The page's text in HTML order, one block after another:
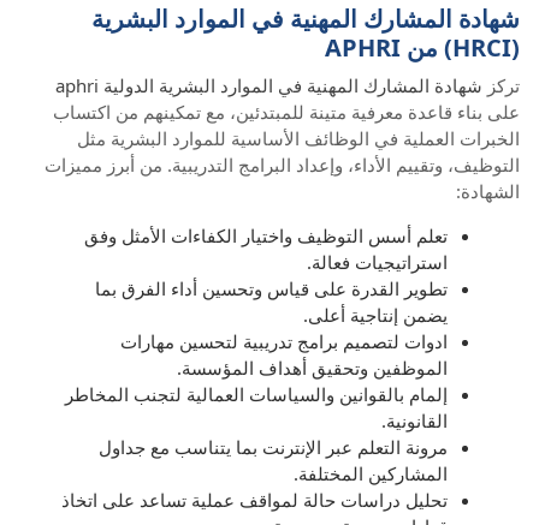
شهادة المشارك المهنية في الموارد البشرية
(HRCI) من APHRI
تركز شهادة المشارك المهنية في الموارد البشرية الدولية aphri
على بناء قاعدة معرفية متينة للمبتدئين، مع تمكينهم من اكتساب
الخبرات العملية في الوظائف الأساسية للموارد البشرية مثل
التوظيف، وتقييم الأداء، وإعداد البرامج التدريبية. من أبرز مميزات
الشهادة:
تعلم أسس التوظيف واختيار الكفاءات الأمثل وفق
استراتيجيات فعالة.
تطوير القدرة على قياس وتحسين أداء الفرق بما
يضمن إنتاجية أعلى.
ادوات لتصميم برامج تدريبية لتحسين مهارات
الموظفين وتحقيق أهداف المؤسسة.
إلمام بالقوانين والسياسات العمالية لتجنب المخاطر
القانونية.
مرونة التعلم عبر الإنترنت بما يتناسب مع جداول
المشاركين المختلفة.
تحليل دراسات حالة لمواقف عملية تساعد على اتخاذ